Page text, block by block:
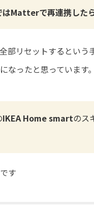
はMatterで再連携した
部リセットするとい
なったと思っています
IKEA Home smartのス
す